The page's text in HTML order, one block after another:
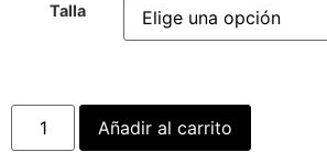
Talla
Añadir al carrito